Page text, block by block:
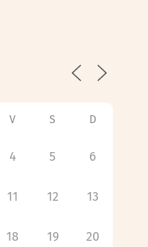
V S D
4 5 6
11 12 13
18 19 20